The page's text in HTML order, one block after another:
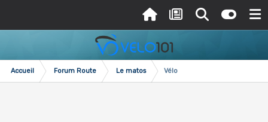
Accueil Forum Route Le matos Vélo